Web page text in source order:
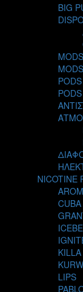
BIG
NICOTINE
CUBA
KILLA
LIPS